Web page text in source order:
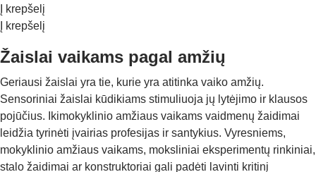
Į krepšelį
Į krepšelį
Žaislai vaikams pagal amžių
Geriausi žaislai yra tie, kurie yra atitinka vaiko amžių.
Sensoriniai žaislai kūdikiams stimuliuoja jų lytėjimo ir klausos
pojūčius. Ikimokyklinio amžiaus vaikams vaidmenų žaidimai
leidžia tyrinėti įvairias profesijas ir santykius. Vyresniems,
mokyklinio amžiaus vaikams, moksliniai eksperimentų rinkiniai,
stalo žaidimai ar konstruktoriai gali padėti lavinti kritinį